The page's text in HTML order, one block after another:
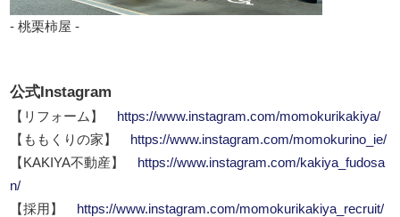
- 桃栗柿屋 -
公式Instagram
【リフォーム】
https://www.instagram.com/momokurikakiya/
【ももくりの家】
https://www.instagram.com/momokurino_ie/
【KAKIYA不動産】
https://www.instagram.com/kakiya_fudosa
n/
【採用】
https://www.instagram.com/momokurikakiya_recruit/